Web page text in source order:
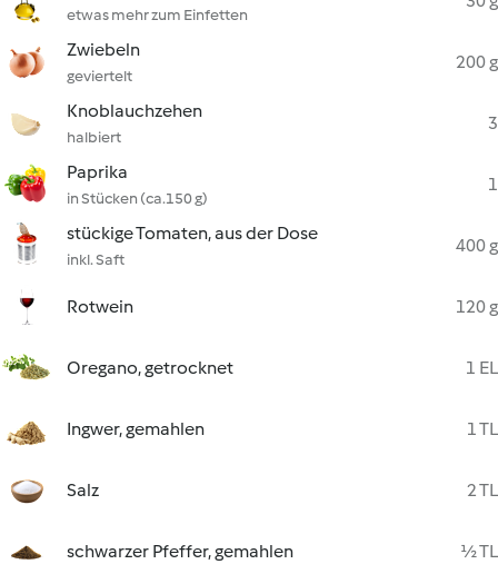
etwas mehr zum Einfetten
Zwiebeln
geviertelt
200 g
Knoblauchzehen
halbiert
3
Paprika
in Stücken (ca.150 g)
1
stückige Tomaten, aus der Dose
inkl. Saft
400 g
Rotwein 120 g
Oregano, getrocknet 1 EL
Ingwer, gemahlen 1 TL
Salz 2 TL
schwarzer Pfeffer, gemahlen ½ TL